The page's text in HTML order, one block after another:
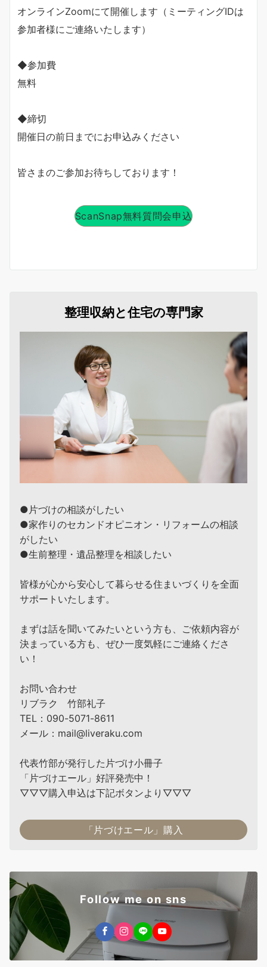
オンラインZoomにて開催します（ミーティングIDは
参加者様にご連絡いたします）
◆参加費
無料
◆締切
開催日の前日までにお申込みください
皆さまのご参加お待ちしております！
ScanSnap無料質問会申込
整理収納と住宅の専門家
●片づけの相談がしたい
●家作りのセカンドオピニオン・リフォームの相談
がしたい
●生前整理・遺品整理を相談したい
皆様が心から安心して暮らせる住まいづくりを全面
サポートいたします。
まずは話を聞いてみたいという方も、ご依頼内容が
決まっている方も、ぜひ一度気軽にご連絡くださ
い！
お問い合わせ
リブラク 竹部礼子
TEL：090-5071-8611
メール：mail@liveraku.com
代表竹部が発行した片づけ小冊子
「片づけエール」好評発売中！
▽▽▽購入申込は下記ボタンより▽▽▽
「片づけエール」購入
Follow me on sns